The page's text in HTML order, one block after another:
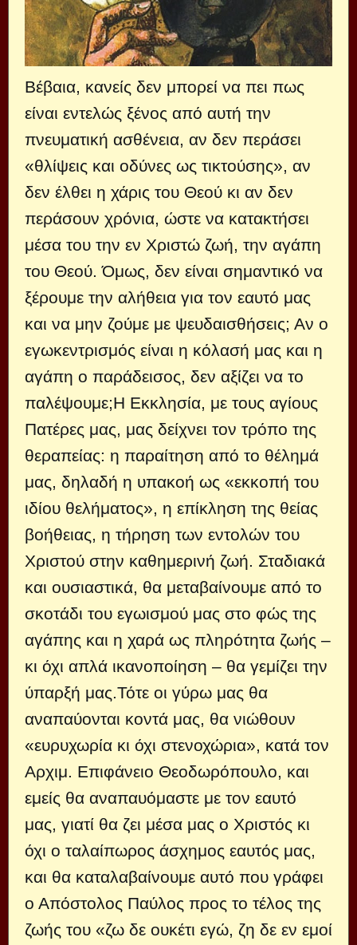
Βέβαια, κανείς δεν μπορεί να πει πως
είναι εντελώς ξένος από αυτή την
πνευματική ασθένεια, αν δεν περάσει
«θλίψεις και οδύνες ως τικτούσης», αν
δεν έλθει η χάρις του Θεού κι αν δεν
περάσουν χρόνια, ώστε να κατακτήσει
μέσα του την εν Χριστώ ζωή, την αγάπη
του Θεού. Όμως, δεν είναι σημαντικό να
ξέρουμε την αλήθεια για τον εαυτό μας
και να μην ζούμε με ψευδαισθήσεις; Αν ο
εγωκεντρισμός είναι η κόλασή μας και η
αγάπη ο παράδεισος, δεν αξίζει να το
παλέψουμε;Η Εκκλησία, με τους αγίους
Πατέρες μας, μας δείχνει τον τρόπο της
θεραπείας: η παραίτηση από το θέλημά
μας, δηλαδή η υπακοή ως «εκκοπή του
ιδίου θελήματος», η επίκληση της θείας
βοήθειας, η τήρηση των εντολών του
Χριστού στην καθημερινή ζωή. Σταδιακά
και ουσιαστικά, θα μεταβαίνουμε από το
σκοτάδι του εγωισμού μας στο φώς της
αγάπης και η χαρά ως πληρότητα ζωής –
κι όχι απλά ικανοποίηση – θα γεμίζει την
ύπαρξή μας.Τότε οι γύρω μας θα
αναπαύονται κοντά μας, θα νιώθουν
«ευρυχωρία κι όχι στενοχώρια», κατά τον
Αρχιμ. Επιφάνειο Θεοδωρόπουλο, και
εμείς θα αναπαυόμαστε με τον εαυτό
μας, γιατί θα ζει μέσα μας ο Χριστός κι
όχι ο ταλαίπωρος άσχημος εαυτός μας,
και θα καταλαβαίνουμε αυτό που γράφει
ο Απόστολος Παύλος προς το τέλος της
ζωής του «ζω δε ουκέτι εγώ, ζη δε εν εμοί